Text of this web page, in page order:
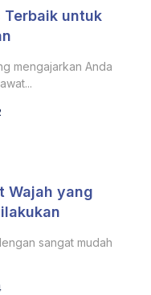
untuk
mengajarkan Anda
Wajah yang
sangat mudah